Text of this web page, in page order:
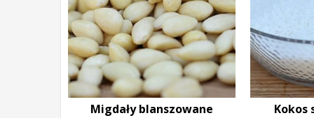
stronie
produktu
Migdały blanszowane Kokos